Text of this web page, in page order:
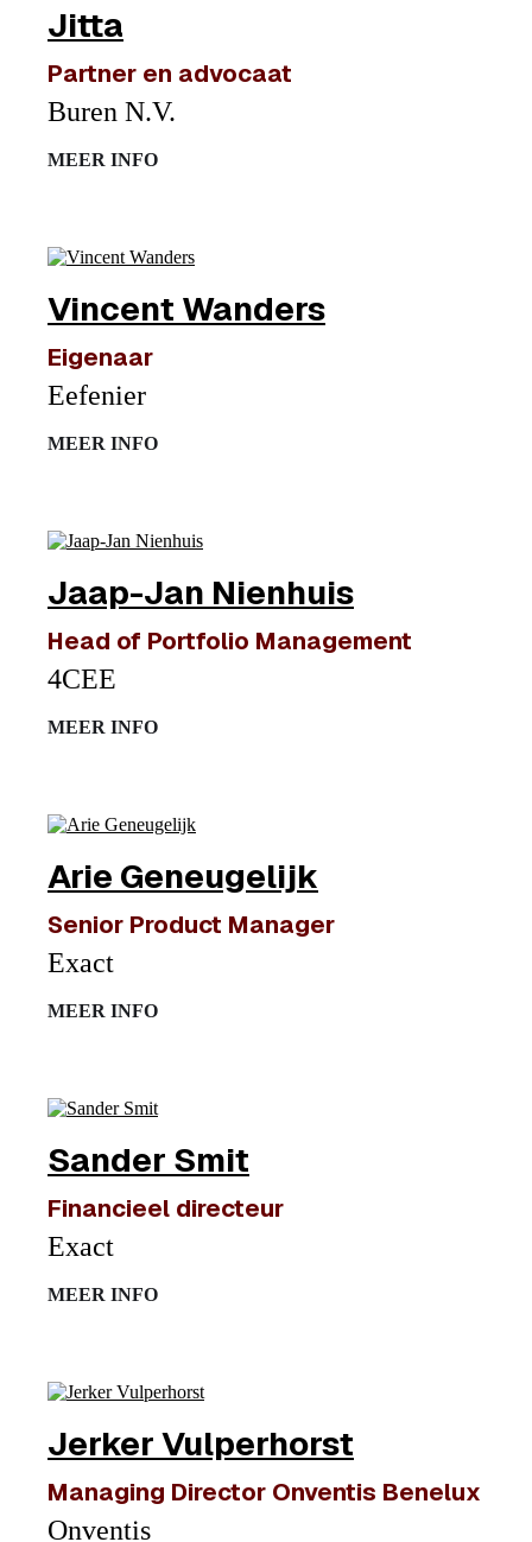
Jitta
Partner en advocaat
Buren N.V.
MEER INFO
Vincent Wanders
Eigenaar
Eefenier
MEER INFO
Jaap-Jan Nienhuis
Head of Portfolio Management
4CEE
MEER INFO
Arie Geneugelijk
Senior Product Manager
Exact
MEER INFO
Sander Smit
Financieel directeur
Exact
MEER INFO
Jerker Vulperhorst
Managing Director Onventis Benelux
Onventis